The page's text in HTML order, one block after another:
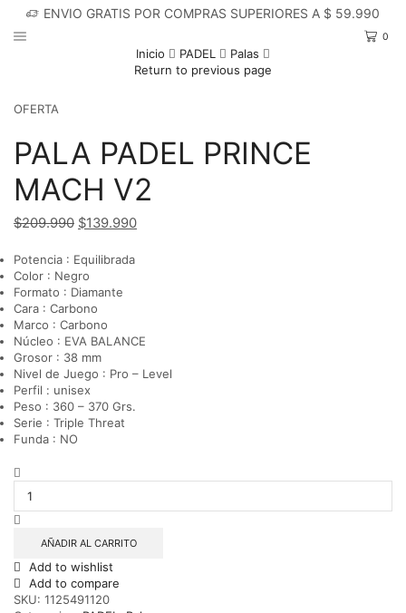
ENVIO GRATIS POR COMPRAS SUPERIORES A $ 59.990
0
Inicio PADEL
Palas
Return to previous page
OFERTA
PALA PADEL PRINCE
MACH V2
$209.990 El
original
era:
$209.990.
$139.990
Potencia : Equilibrada
Color : Negro
Formato : Diamante
Cara : Carbono
Marco : Carbono
Núcleo : EVA BALANCE
Grosor : 38 mm
Nivel de Juego : Pro – Level
Perfil : unisex
Peso : 360 – 370 Grs.
Serie : Triple Threat
Funda : NO
PADEL
PRINCE
AÑADIR AL CARRITO
Add to wishlist
Add to compare
SKU: 1125491120